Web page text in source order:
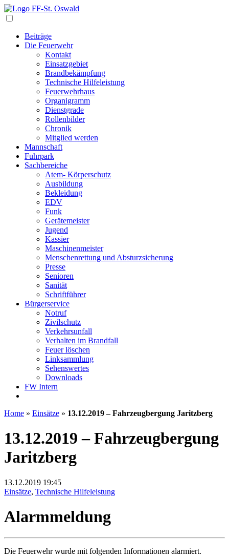
Beiträge
Die Feuerwehr
Kontakt
Einsatzgebiet
Brandbekämpfung
Technische Hilfeleistung
Feuerwehrhaus
Organigramm
Dienstgrade
Rollenbilder
Chronik
Mitglied werden
Mannschaft
Fuhrpark
Sachbereiche
Atem- Körperschutz
Ausbildung
Bekleidung
EDV
Funk
Gerätemeister
Jugend
Kassier
Maschinenmeister
Menschenrettung und Absturzsicherung
Presse
Senioren
Sanität
Schriftführer
Bürgerservice
Notruf
Zivilschutz
Verkehrsunfall
Verhalten im Brandfall
Feuer löschen
Linksammlung
Sehenswertes
Downloads
FW Intern
Home » Einsätze » 13.12.2019 – Fahrzeugbergung Jaritzberg
13.12.2019 – Fahrzeugbergung
Jaritzberg
13.12.2019 19:45
Einsätze, Technische Hilfeleistung
Alarmmeldung
Die Feuerwehr wurde mit folgenden Informationen alarmiert.